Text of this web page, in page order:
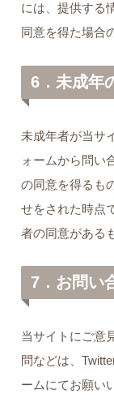
には、提供する
同意を得た場合
6．未成年
未成年者が当サ
ォームから問い
の同意を得るも
せをされた時点
者の同意がある
7．お問い
当サイトにご意
問などは、
ームにてお願い